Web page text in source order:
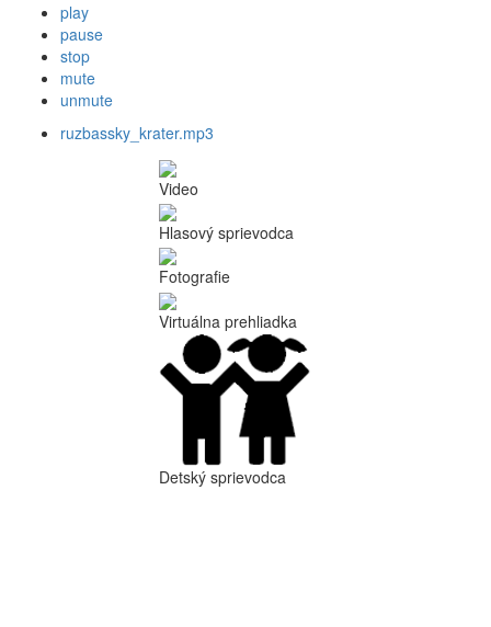
play
pause
stop
mute
unmute
ruzbassky_krater.mp3
Video
Hlasový sprievodca
Fotografie
Virtuálna prehliadka
Detský sprievodca